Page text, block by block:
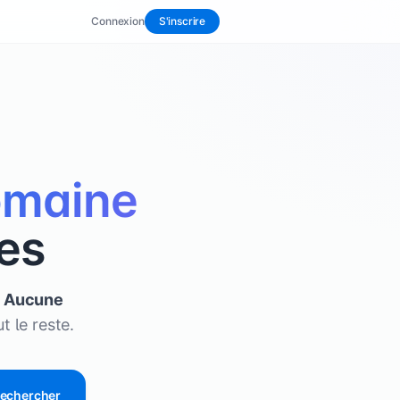
Connexion S'inscrire
Aucune
le reste.